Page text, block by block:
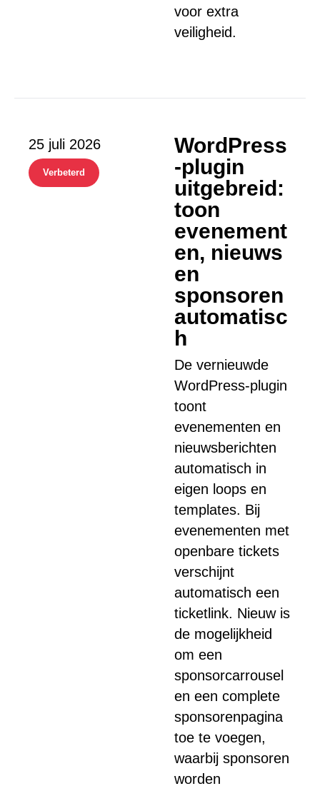
voor extra
veiligheid.
25 juli 2026
Verbeterd
WordPress
-plugin
uitgebreid:
toon
evenement
en, nieuws
en
sponsoren
automatisc
h
De vernieuwde
WordPress-plugin
toont
evenementen en
nieuwsberichten
automatisch in
eigen loops en
templates. Bij
evenementen met
openbare tickets
verschijnt
automatisch een
ticketlink. Nieuw is
de mogelijkheid
om een
sponsorcarrousel
en een complete
sponsorenpagina
toe te voegen,
waarbij sponsoren
worden